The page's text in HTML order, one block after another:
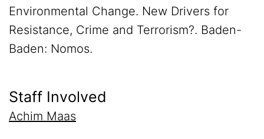
Environmental Change. New Drivers for
Resistance, Crime and Terrorism?. Baden-
Baden: Nomos.
Staff Involved
Achim Maas